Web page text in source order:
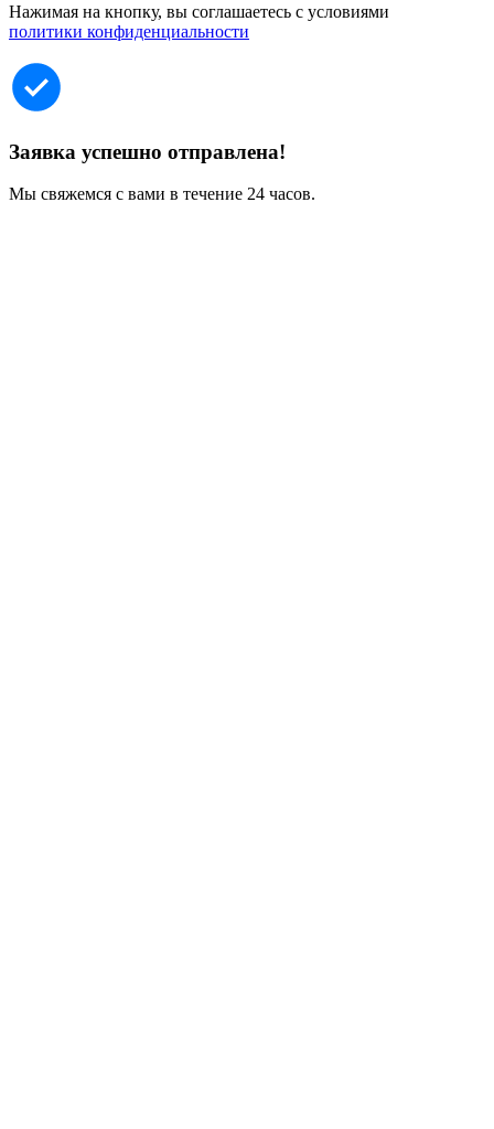
Нажимая на кнопку, вы соглашаетесь с условиями
политики конфиденциальности
Заявка успешно отправлена!
Мы свяжемся с вами в течение 24 часов.